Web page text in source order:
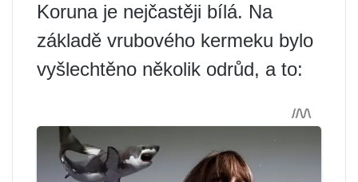
Koruna je nejčastěji bílá. Na
základě vrubového kermeku bylo
vyšlechtěno několik odrůd, a to: